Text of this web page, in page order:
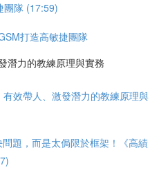
團隊 (17:59)
打造高敏捷團隊
潛力的教練原理與實務
效帶人、激發潛力的教練原理與
題，而是太侷限於框架！《高績